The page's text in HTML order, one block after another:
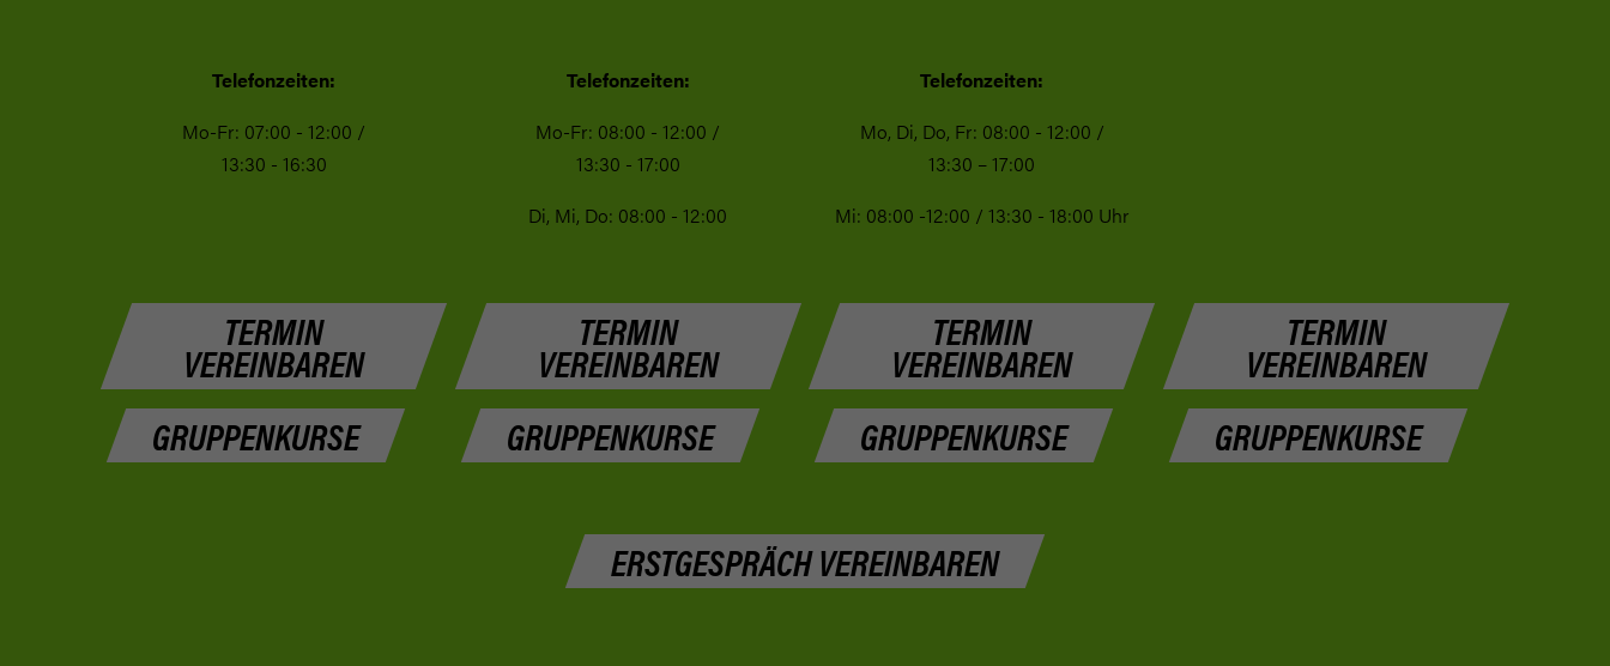
Telefonzeiten:
Mo-Fr: 07:00 - 12:00 /
13:30 - 16:30
TERMIN
VEREINBAREN
GRUPPENKURSE
Telefonzeiten:
Mo-Fr: 08:00 - 12:00 /
13:30 - 17:00
Di, Mi, Do: 08:00 - 12:00
TERMIN
VEREINBAREN
GRUPPENKURSE
Telefonzeiten:
Mo, Di, Do, Fr: 08:00 - 12:00 /
13:30 – 17:00
Mi: 08:00 -12:00 / 13:30 - 18:00 Uhr
TERMIN
VEREINBAREN
GRUPPENKURSE
TERMIN
VEREINBAREN
GRUPPENKURSE
ERSTGESPRÄCH VEREINBAREN